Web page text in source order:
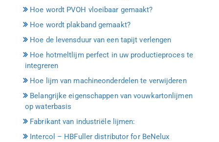
Hoe wordt PVOH vloeibaar gemaakt?
Hoe wordt plakband gemaakt?
Hoe de levensduur van een tapijt verlengen
Hoe hotmeltlijm perfect in uw productieproces te
integreren
Hoe lijm van machineonderdelen te verwijderen
Belangrijke eigenschappen van vouwkartonlijmen
op waterbasis
Fabrikant van industriële lijmen:
Intercol – HBFuller distributor for BeNelux